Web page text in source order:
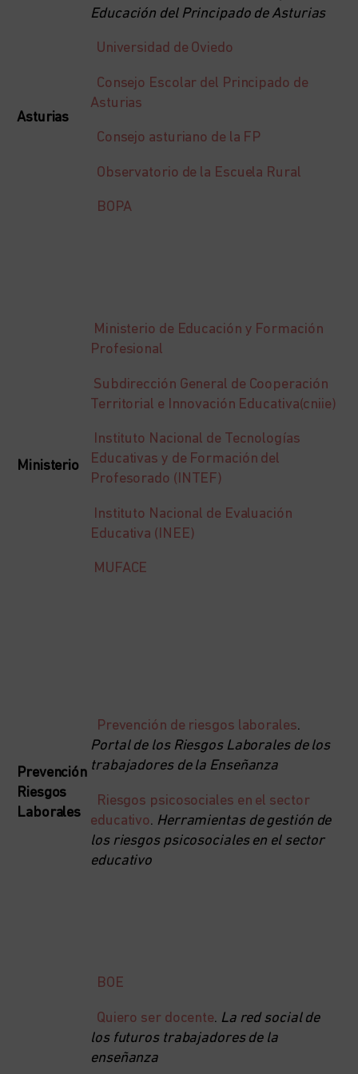
Asturias
Educación del Principado de Asturias
Universidad de Oviedo
Consejo Escolar del Principado de
Asturias
Consejo asturiano de la FP
Observatorio de la Escuela Rural
BOPA
Ministerio
Ministerio de Educación y Formación
Profesional
Subdirección General de Cooperación
Territorial e Innovación Educativa(cniie)
Instituto Nacional de Tecnologías
Educativas y de Formación del
Profesorado (INTEF)
Instituto Nacional de Evaluación
Educativa (INEE)
MUFACE
Prevención
Riesgos
Laborales
Prevención de riesgos laborales.
Portal de los Riesgos Laborales de los
trabajadores de la Enseñanza
Riesgos psicosociales en el sector
educativo. Herramientas de gestión de
los riesgos psicosociales en el sector
educativo
BOE
Quiero ser docente. La red social de
los futuros trabajadores de la
enseñanza